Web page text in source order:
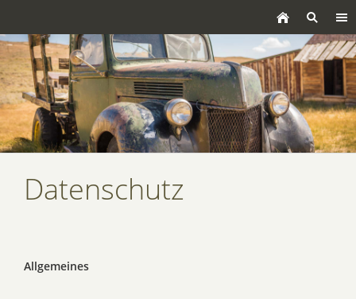
Datenschutz
Allgemeines